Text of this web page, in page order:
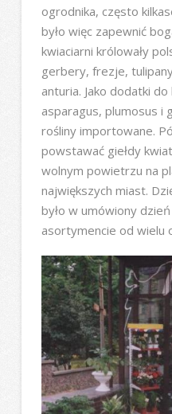
ogrodnika, często
było więc zapewnić
kwiaciarni królowały
gerbery, frezje,
anturia. Jako dodatki
asparagus, plumosus i
rośliny importowane.
powstawać giełdy
wolnym powietrzu na
największych miast.
było w umówiony
asortymencie od wielu